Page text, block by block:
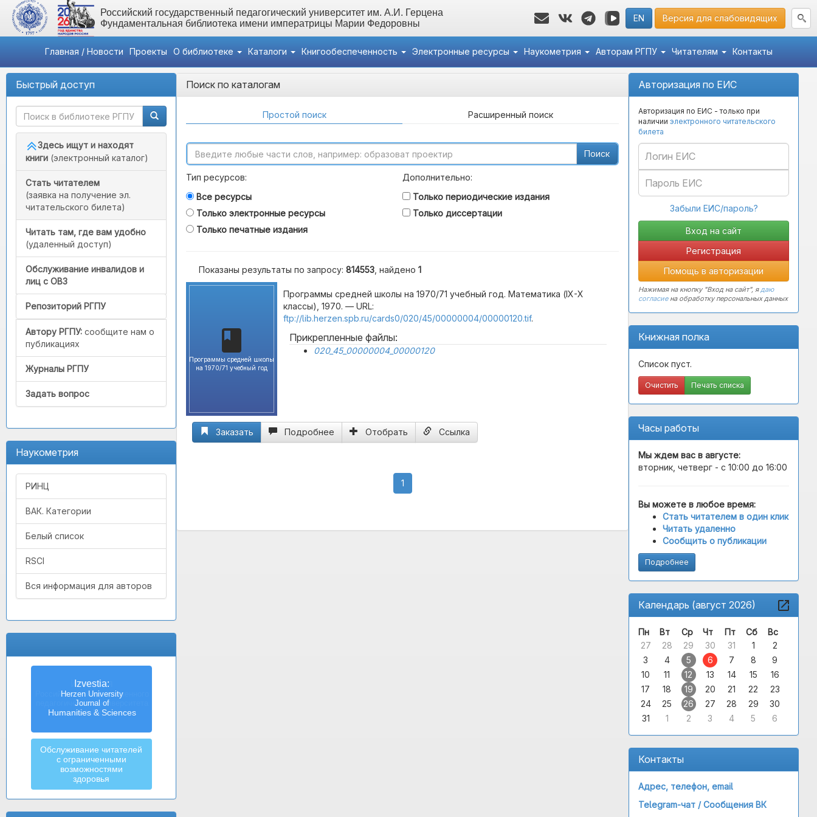
Российский государственный педагогический университет им. А.И. Герцена
Фундаментальная библиотека имени императрицы Марии Федоровны
EN Версия для слабовидящих
Главная / Новости Проекты О библиотеке Каталоги Книгообеспеченность Электронные ресурсы Наукометрия Авторам РГПУ Читателям Контакты
Быстрый доступ
Здесь ищут и находят
книги (электронный каталог)
Стать читателем
(заявка на получение эл.
читательского билета)
Читать там, где вам удобно
(удаленный доступ)
Обслуживание инвалидов и
лиц с ОВЗ
Репозиторий РГПУ
Автору РГПУ: сообщите нам о
публикациях
Журналы РГПУ
Задать вопрос
Наукометрия
РИНЦ
ВАК. Категории
Белый список
RSCI
Вся информация для авторов
Izvestia:
Herzen University
Journal of
Humanities & Sciences
Обслуживание читателей
с ограниченными
возможностями
здоровья
Авторизация по ЕИС
Авторизация по ЕИС - только при
наличии электронного читательского
билета
Забыли ЕИС/пароль?
Регистрация
Помощь в авторизации
Нажимая на кнопку "Вход на сайт", ядаю
согласиена обработку персональных данных
Книжная полка
Список пуст.
Очистить Печать списка
Часы работы
Мы ждем вас в августе:
вторник, четверг - с 10:00 до 16:00
Вы можете в любое время:
Стать читателем в один клик
Читать удаленно
Сообщить о публикации
Подробнее
Календарь (август 2026)
Пн Вт Ср Чт Пт Сб
Вс
27
28 29 30 31 1
2
3
4 5 6 7 8
9
10
11 12 13 14 15
16
17
18 19 20 21 22
23
24
25 26 27 28 29
30
31
1 2 3 4 5 6
Контакты
Адрес, телефон, email
Telegram-чат /Сообщения ВК
Поиск по каталогам
Простой поиск Расширенный поиск
Поиск
Тип ресурсов:
Все ресурсы
Только электронные ресурсы
Только печатные издания
Дополнительно:
Только периодические издания
Только диссертации
Показаны результаты по запросу: 814553 , найдено 1
Программы средней школы
на 1970/71 учебный год
Программы средней школы на 1970/71 учебный год. Математика (IX-X
классы), 1970. — URL:
ftp://lib.herzen.spb.ru/cards0/020/45/00000004/00000120.tif.
Прикрепленные файлы:
020_45_00000004_00000120
Заказать Подробнее Отобрать Ссылка
1(current)